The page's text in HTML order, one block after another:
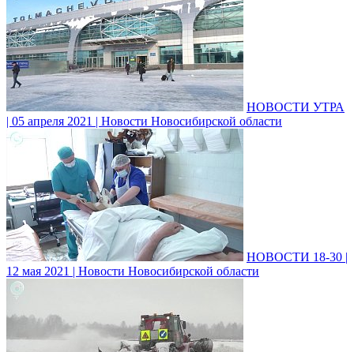
НОВОСТИ УТРА
| 05 апреля 2021 | Новости Новосибирской области
НОВОСТИ 18-30 |
12 мая 2021 | Новости Новосибирской области